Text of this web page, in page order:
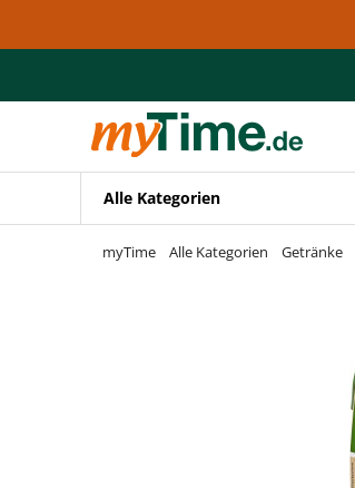
Zur Navigation springen
Alle Kategorien
myTime Alle Kategorien Getränke